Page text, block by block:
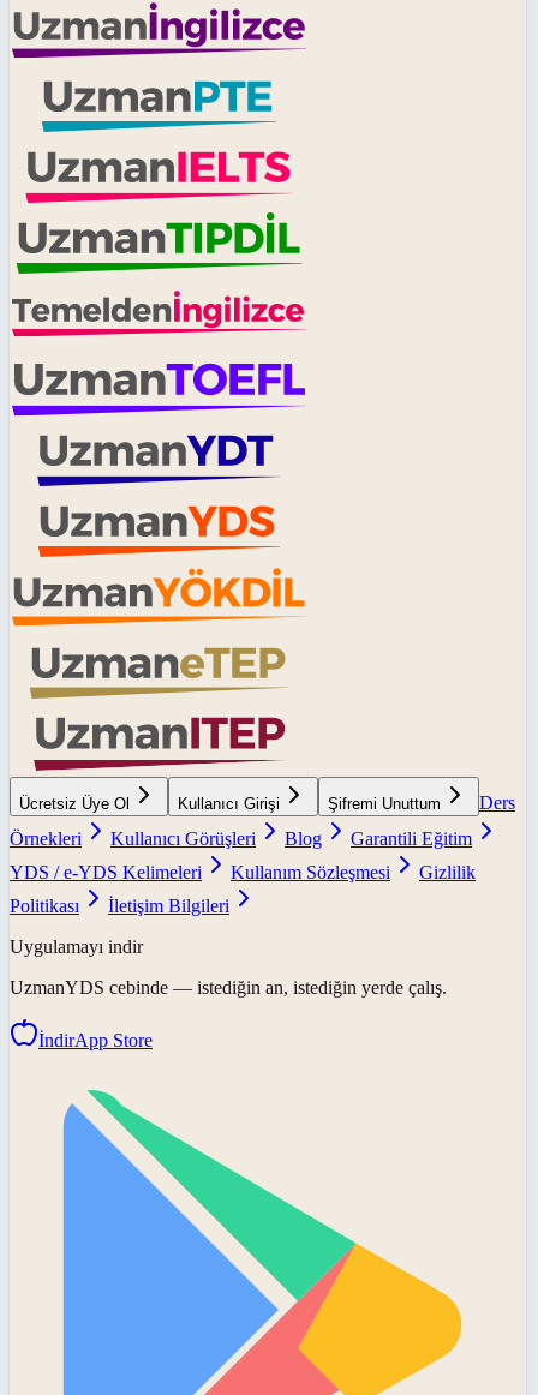
Ücretsiz Üye Ol Kullanıcı Girişi Şifremi Unuttum
Ders
Örnekleri
Kullanıcı Görüşleri Blog
Garantili Eğitim
YDS / e-YDS Kelimeleri
Kullanım Sözleşmesi
Gizlilik
Politikası
İletişim Bilgileri
Uygulamayı indir
UzmanYDS cebinde — istediğin an, istediğin yerde çalış.
İndirApp Store